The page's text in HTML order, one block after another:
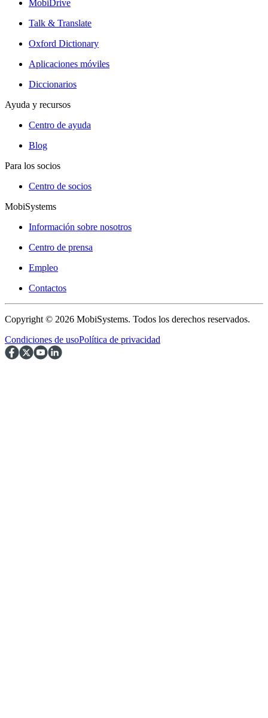
MobiDrive
Talk & Translate
Oxford Dictionary
Aplicaciones móviles
Diccionarios
Ayuda y recursos
Centro de ayuda
Blog
Para los socios
Centro de socios
MobiSystems
Información sobre nosotros
Centro de prensa
Empleo
Contactos
Copyright © 2026 MobiSystems. Todos los derechos reservados.
Condiciones de usoPolítica de privacidad